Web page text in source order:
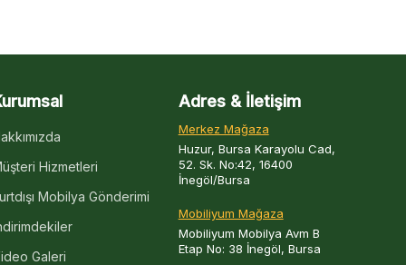
Hizmetleri
Mobilya Gönderimi
Galeri
Adres & İletişim
Merkez Mağaza
Huzur, Bursa Karayolu Cad,
52. Sk. No:42, 16400
İnegöl/Bursa
Mobiliyum Mağaza
Mobiliyum Mobilya Avm B
Etap No: 38 İnegöl, Bursa